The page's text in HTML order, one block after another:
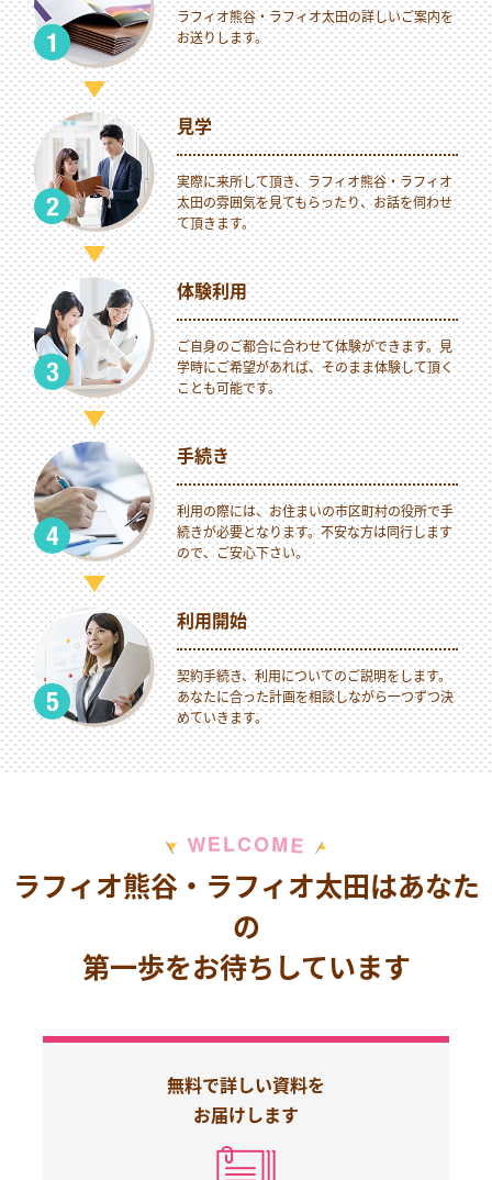
ラフィオ熊谷・ラフィオ太田の詳しいご案内を
お送りします。
見学
実際に来所して頂き、ラフィオ熊谷・ラフィオ
太田の雰囲気を見てもらったり、お話を伺わせ
て頂きます。
体験利用
ご自身のご都合に合わせて体験ができます。見
学時にご希望があれば、そのまま体験して頂く
ことも可能です。
手続き
利用の際には、お住まいの市区町村の役所で手
続きが必要となります。不安な方は同行します
ので、ご安心下さい。
利用開始
契約手続き、利用についてのご説明をします。
あなたに合った計画を相談しながら一つずつ決
めていきます。
WELCOME
ラフィオ熊谷・ラフィオ太田はあなた
の
第一歩をお待ちしています
無料で詳しい資料を
お届けします